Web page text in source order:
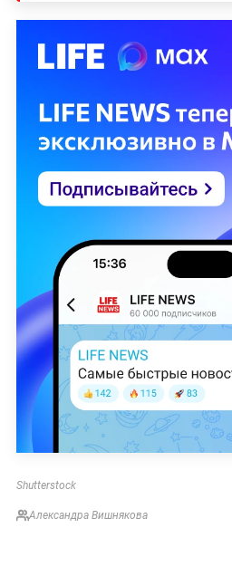
Shutterstock
Александра Вишнякова